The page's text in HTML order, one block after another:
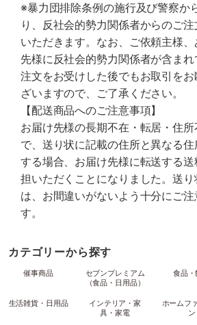
※暴力団排除条例の施行及び警察か
り、反社会的勢力関係者からのご
いただきます。なお、ご依頼主様
先様に反社会的勢力関係者が含ま
注文をお受けした後でもお取引を
ざいますので、ご了承ください。
【配送商品へのご注意事項】
お届け先様の長期不在・転居・住
で、送り状に記載の住所と異なる
する場合、お届け先様に転送する
担いただくことになりました。送
は、お間違いがないよう十分にご注
す。
カテゴリーから探す
催事商品
セブンプレミアム
（食品・日用品）
食品・
生活雑貨・日用品
インテリア・家
具・家電
ホームフ
ン